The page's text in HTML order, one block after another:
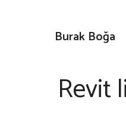
Burak Boğa
Revit